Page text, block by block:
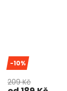
-10%
209 Kč